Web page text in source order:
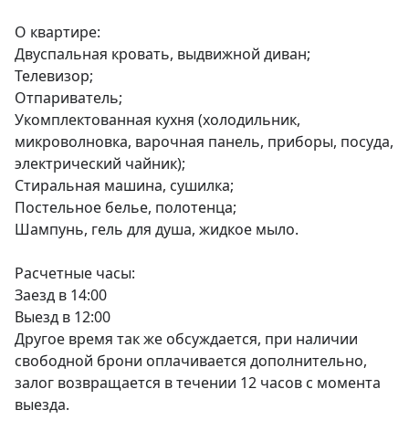
О квартире:
Двуспальная кровать, выдвижной диван;
Телевизор;
Отпариватель;
Укомплектованная кухня (холодильник,
микроволновка, варочная панель, приборы, посуда,
электрический чайник);
Стиральная машина, сушилка;
Постельное белье, полотенца;
Шампунь, гель для душа, жидкое мыло.
Расчетные часы:
Заезд в 14:00
Выезд в 12:00
Другое время так же обсуждается, при наличии
свободной брони оплачивается дополнительно,
залог возвращается в течении 12 часов с момента
выезда.